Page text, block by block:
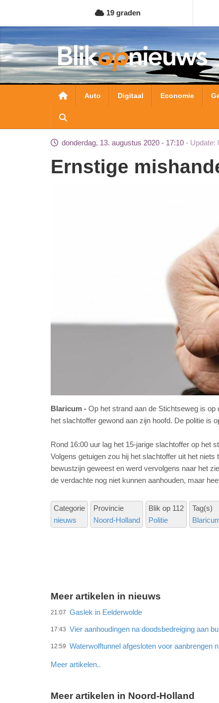
naar
de
inhoud
gaan
19 graden
Hoofdnavigatie
Auto Digitaal Economie
donderdag, 13. augustus 2020 - 17:10 Update:
Ernstige
Blaricum
Op het strand aan de Stichtseweg is
het slachtoffer gewond aan zijn hoofd. De politie is
Rond 16:00 uur lag het 15-jarige slachtoffer op het
Volgens getuigen zou hij het slachtoffer uit het
bewustzijn geweest en werd vervolgens naar het
de verdachte nog niet kunnen aanhouden, maar
Categorie
nieuws
Provincie
Noord-Holland
Blik op 112
Politie
Tag(s)
Meer artikelen in nieuws
21:07 Gaslek in Eelderwolde
17:43 Vier aanhoudingen na doodsbedreiging aan
12:59 Waterwolftunnel afgesloten voor aanbrengen
Meer artikelen..
Meer artikelen in Noord-Holland